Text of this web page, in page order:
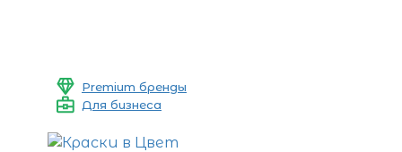
Premium бренды
Для бизнеса